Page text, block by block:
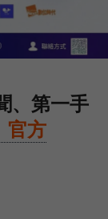
、第一手
官方